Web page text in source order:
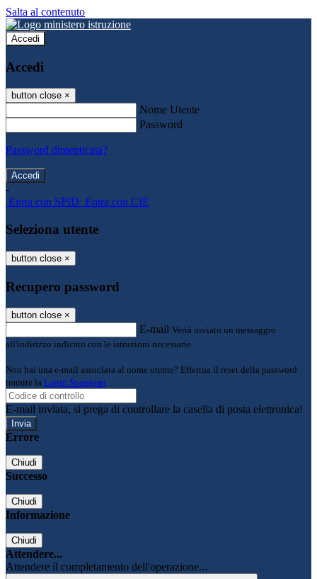
Salta al contenuto
Accedi
Accedi
button close ×
Nome Utente
Password
Password dimenticata?
-
Entra con SPID Entra con CIE
Seleziona utente
button close ×
Recupero password
button close ×
E-mail Verrà inviato un messaggio
all'indirizzo indicato con le istruzioni necessarie.
Non hai una e-mail associata al nome utente? Effettua il reset della password
tramite la Login Spaggiari
E-mail inviata, si prega di controllare la casella di posta elettronica!
Errore
Chiudi
Successo
Chiudi
Informazione
Chiudi
Attendere...
Attendere il completamento dell'operazione...